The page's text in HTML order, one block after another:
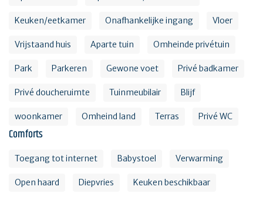
Keuken/eetkamer Onafhankelijke ingang Vloer
Vrijstaand huis Aparte tuin Omheinde privétuin
Park Parkeren Gewone voet Privé badkamer
Privé doucheruimte Tuinmeubilair Blijf
woonkamer Omheind land Terras Privé WC
Comforts
Toegang tot internet Babystoel Verwarming
Open haard Diepvries Keuken beschikbaar